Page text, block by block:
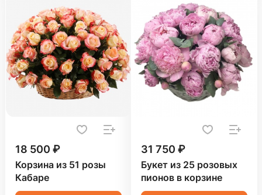
18 500 ₽
Корзина из 51 розы
Кабаре
31 750 ₽
Букет из 25 розовых
пионов в корзине